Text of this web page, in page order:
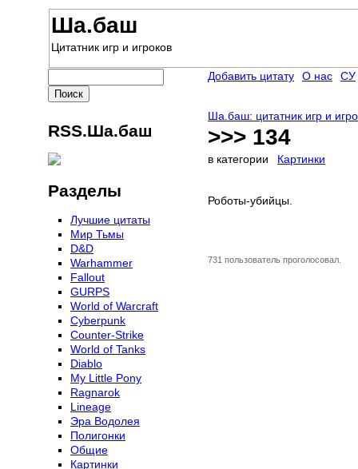
Ша.баш
Цитатник игр и игроков
Ша.баш: цитатник игр и
>>> 134
в категории Картинки
Роботы-убийцы.
731 пользователь проголосовал.
Добавить цитату О нас СУ
RSS.Ша.баш
Разделы
Лучшие цитаты
Мир Тьмы
D&D
Warhammer
Fallout
GURPS
World of Warcraft
Сyberpunk
Counter-Strike
World of Tanks
Diablo
My Little Pony
Ragnarok
Lineage
Эра Водолея
Полигонки
Общие
Картинки